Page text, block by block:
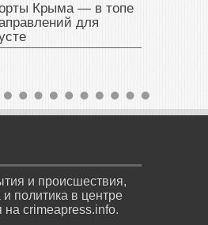
Крыма — в топе
для
и происшествия,
и политика в центре
на crimeapress.info.